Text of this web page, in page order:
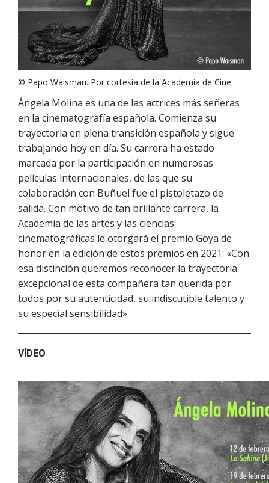
© Papo Waisman. Por cortesía de la Academia de Cine.
Ángela Molina es una de las actrices más señeras
en la cinematografía española. Comienza su
trayectoria en plena transición española y sigue
trabajando hoy en día. Su carrera ha estado
marcada por la participación en numerosas
películas internacionales, de las que su
colaboración con Buñuel fue el pistoletazo de
salida. Con motivo de tan brillante carrera, la
Academia de las artes y las ciencias
cinematográficas le otorgará el premio Goya de
honor en la edición de estos premios en 2021: «Con
esa distinción queremos reconocer la trayectoria
excepcional de esta compañera tan querida por
todos por su autenticidad, su indiscutible talento y
su especial sensibilidad».
VÍDEO